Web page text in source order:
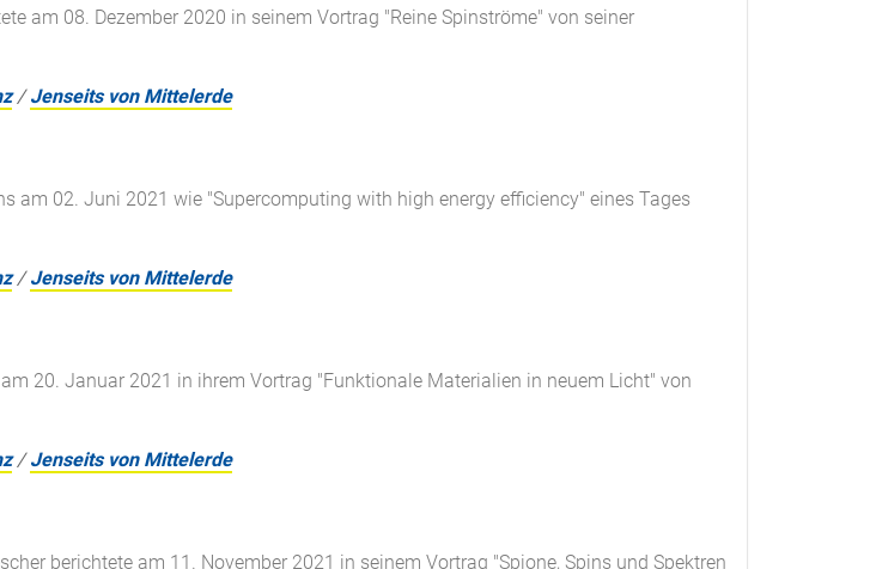
am 08. Dezember 2020 in seinem Vortrag "Reine Spinströme" von seiner
/Jenseits von Mittelerde
am 02. Juni 2021 wie "Supercomputing with high energy efficiency" eines Tages
/Jenseits von Mittelerde
20. Januar 2021 in ihrem Vortrag "Funktionale Materialien in neuem Licht" von
/Jenseits von Mittelerde
berichtete am 11. November 2021 in seinem Vortrag "Spione, Spins und Spektren